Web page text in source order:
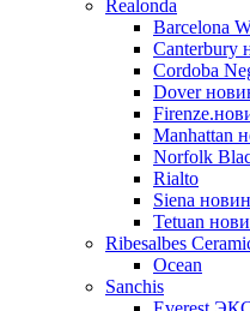
Realonda
Barсelona
Canterbury
Cordoba
Dover
Manhattan
Norfolk
Rialto
Siena
Tetuan
Ribesalbes
Ocean
Sanchis